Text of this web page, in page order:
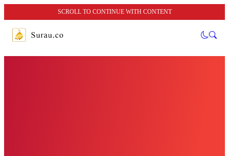
SCROLL TO CONTINUE WITH CONTENT